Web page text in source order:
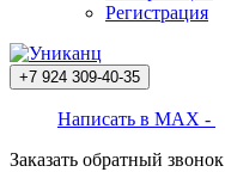
Регистрация
+7 924 309-40-35
Написать в MAX -
Заказать обратный звонок